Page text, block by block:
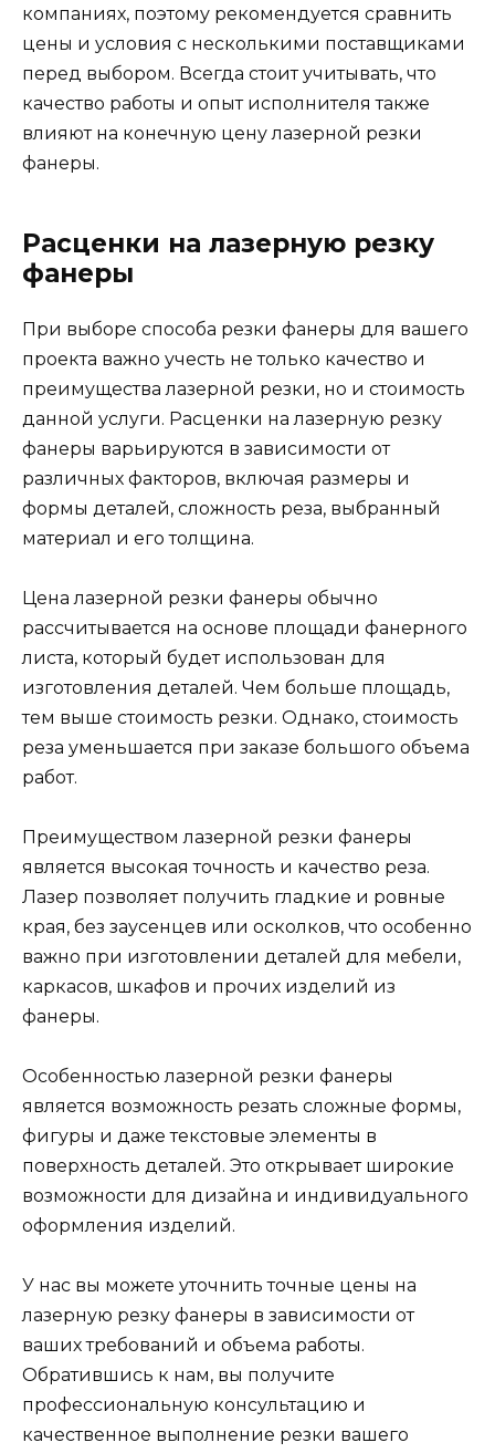
компаниях, поэтому рекомендуется сравнить
цены и условия с несколькими поставщиками
перед выбором. Всегда стоит учитывать, что
качество работы и опыт исполнителя также
влияют на конечную цену лазерной резки
фанеры.
Расценки на лазерную резку
фанеры
При выборе способа резки фанеры для вашего
проекта важно учесть не только качество и
преимущества лазерной резки, но и стоимость
данной услуги. Расценки на лазерную резку
фанеры варьируются в зависимости от
различных факторов, включая размеры и
формы деталей, сложность реза, выбранный
материал и его толщина.
Цена лазерной резки фанеры обычно
рассчитывается на основе площади фанерного
листа, который будет использован для
изготовления деталей. Чем больше площадь,
тем выше стоимость резки. Однако, стоимость
реза уменьшается при заказе большого объема
работ.
Преимуществом лазерной резки фанеры
является высокая точность и качество реза.
Лазер позволяет получить гладкие и ровные
края, без заусенцев или осколков, что особенно
важно при изготовлении деталей для мебели,
каркасов, шкафов и прочих изделий из
фанеры.
Особенностью лазерной резки фанеры
является возможность резать сложные формы,
фигуры и даже текстовые элементы в
поверхность деталей. Это открывает широкие
возможности для дизайна и индивидуального
оформления изделий.
У нас вы можете уточнить точные цены на
лазерную резку фанеры в зависимости от
ваших требований и объема работы.
Обратившись к нам, вы получите
профессиональную консультацию и
качественное выполнение резки вашего